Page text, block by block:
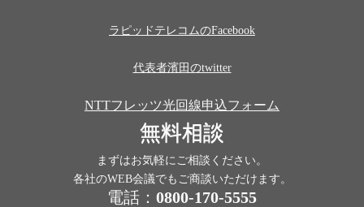
ラピッドテレコムのFacebook
代表者濱田のtwitter
NTTフレッツ光回線申込フォーム
無料相談
まずはお気軽にご相談ください。
各社のWEB会議でもご商談いただけます。
電話： 0800-170-5555